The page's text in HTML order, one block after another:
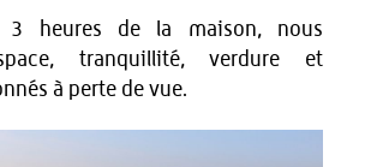
heures de la maison, nous
tranquillité, verdure et
à perte de vue.